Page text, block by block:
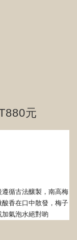
元
循古法釀製， 南高梅
酸香在口中散發，梅子
氣泡水絕對喲